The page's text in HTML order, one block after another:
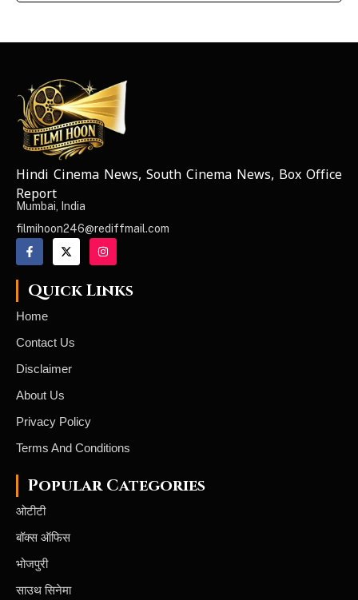
NEWS ELEMENTOR
Hindi Cinema News, South Cinema News, Box Office
Report
Mumbai, India
filmihoon246@rediffmail.com
Quick Links
Home
Contact Us
Disclaimer
About Us
Privacy Policy
Terms And Conditions
Popular Categories
ओटीटी
बॉक्स ऑफिस
भोजपुरी
साउथ सिनेमा